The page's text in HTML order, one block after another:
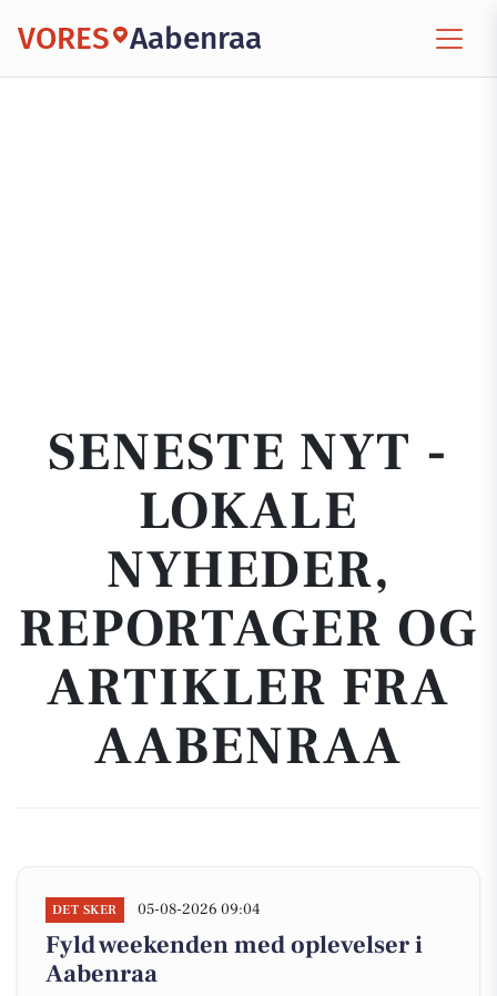
VORES Aabenraa
SENESTE NYT -
LOKALE
NYHEDER,
REPORTAGER OG
ARTIKLER FRA
AABENRAA
DET SKER 05-08-2026 09:04
Fyld weekenden med oplevelser i
Aabenraa